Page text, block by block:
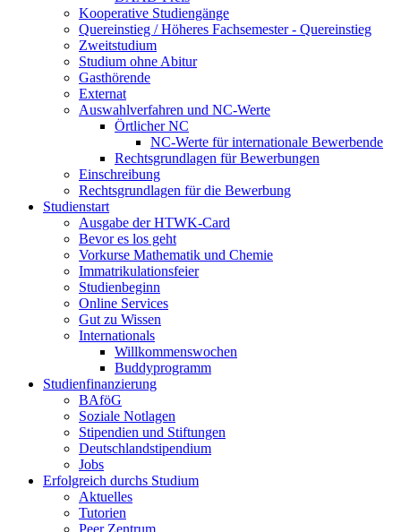
Kooperative Studiengänge
Quereinstieg / Höheres Fachsemester - Quereinstieg
Zweitstudium
Studium ohne Abitur
Gasthörende
Externat
Auswahlverfahren und NC-Werte
Örtlicher NC
NC-Werte für internationale Bewerbende
Rechtsgrundlagen für Bewerbungen
Einschreibung
Rechtsgrundlagen für die Bewerbung
Studienstart
Ausgabe der HTWK-Card
Bevor es los geht
Vorkurse Mathematik und Chemie
Immatrikulationsfeier
Studienbeginn
Online Services
Gut zu Wissen
Internationals
Willkommenswochen
Buddyprogramm
Studienfinanzierung
BAföG
Soziale Notlagen
Stipendien und Stiftungen
Deutschlandstipendium
Jobs
Erfolgreich durchs Studium
Aktuelles
Tutorien
Peer Zentrum